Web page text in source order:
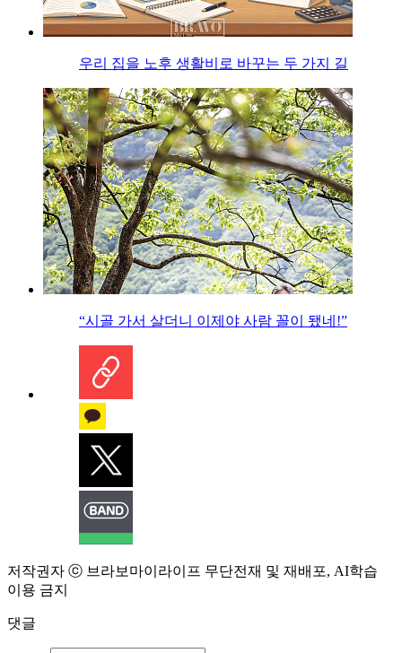
우리 집을 노후 생활비로 바꾸는 두 가지 길
“시골 가서 살더니 이제야 사람 꼴이 됐네!”
저작권자 ⓒ 브라보마이라이프 무단전재 및 재배포, AI학습
이용 금지
댓글